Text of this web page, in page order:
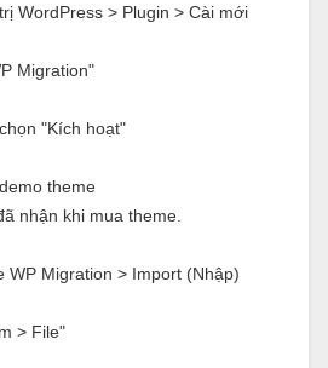
WordPress > Plugin > Cài mới
Migration"
"Kích hoạt"
theme
nhận khi mua theme.
WP Migration > Import (Nhập)
> File"